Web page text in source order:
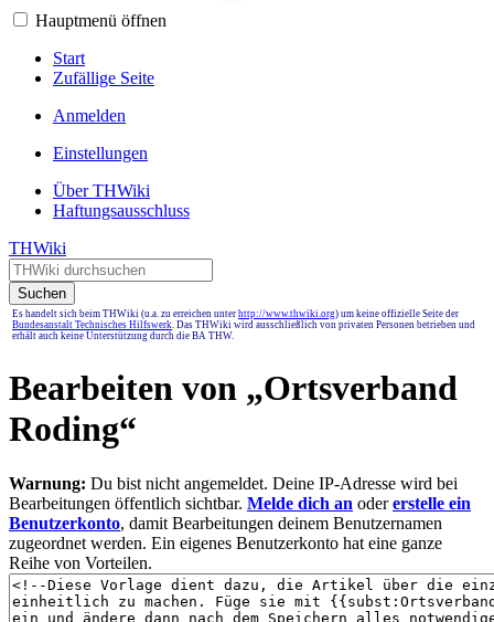
Hauptmenü öffnen
Start
Zufällige Seite
Anmelden
Einstellungen
Über THWiki
Haftungsausschluss
THWiki
Suchen
Es handelt sich beim THWiki (u.a. zu erreichen unter http://www.thwiki.org) um keine offizielle Seite der
Bundesanstalt Technisches Hilfswerk. Das THWiki wird ausschließlich von privaten Personen betrieben und
erhält auch keine Unterstützung durch die BA THW.
Bearbeiten von „Ortsverband
Roding“
Warnung: Du bist nicht angemeldet. Deine IP-Adresse wird bei
Bearbeitungen öffentlich sichtbar. Melde dich an odererstelle ein
Benutzerkonto, damit Bearbeitungen deinem Benutzernamen
zugeordnet werden. Ein eigenes Benutzerkonto hat eine ganze
Reihe von Vorteilen.